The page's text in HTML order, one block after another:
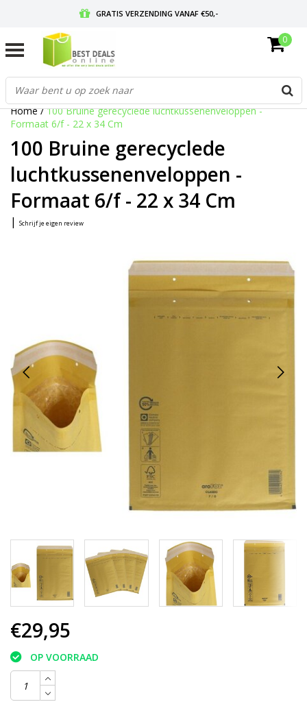
GRATIS VERZENDING VANAF €50,-
GRATIS RETOURNEREN EN 30 DAGEN BEDENKTIJD
0
Home/100 Bruine gerecyclede luchtkussenenveloppen -
Formaat 6/f - 22 x 34 Cm
100 Bruine gerecyclede
luchtkussenenveloppen -
Formaat 6/f - 22 x 34 Cm
| Schrijf je eigen review
€29,95
OP VOORRAAD